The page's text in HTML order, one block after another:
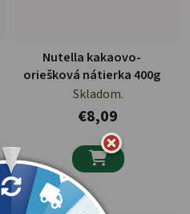
Nutella kakaovo-
oriešková nátierka 400g
Skladom.
€8,09
